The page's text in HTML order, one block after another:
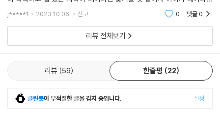
표현을 현대적인 감각의 번역을 통해 이야기 속에 스며들어 더 큰 감동을
전달합니다.
전에 먹으면 되겠다고 생각해서 지혜의 여신 메티스와 그 배 속에 든 아이
까지 통째로 삼
j*****1 2023.10.06. 신고 0 댓글0
리뷰 전체보기
리뷰 59 한줄평 22
클린봇이 부적절한 글을 감지 중입니다. 설정